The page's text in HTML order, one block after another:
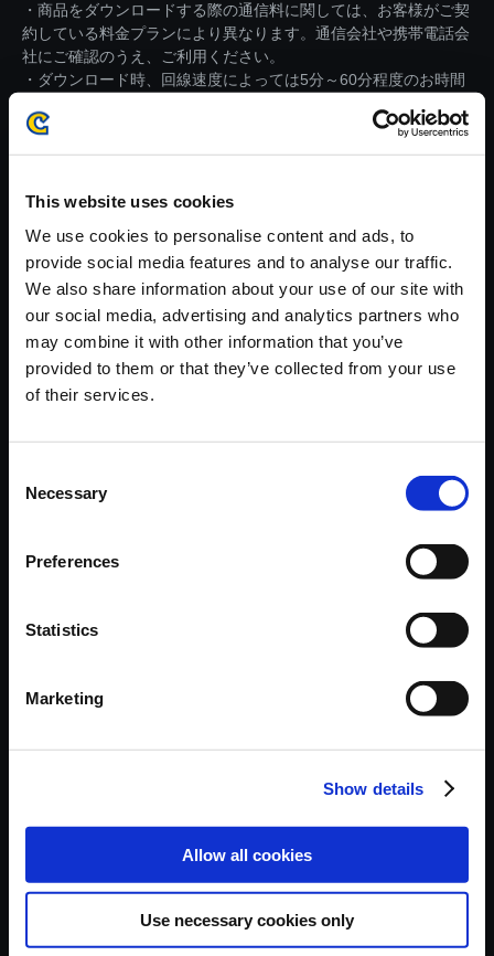
This website uses cookies
We use cookies to personalise content and ads, to
provide social media features and to analyse our traffic.
We also share information about your use of our site with
our social media, advertising and analytics partners who
may combine it with other information that you’ve
provided to them or that they’ve collected from your use
of their services.
Selection
Necessary
Preferences
Statistics
Marketing
Show details
Allow all cookies
Use necessary cookies only
・商品をダウンロードする際の通信料に関しては、お客様がご契
約している料金プランにより異なります。通信会社や携帯電話会
社にご確認のうえ、ご利用ください。
・ダウンロード時、回線速度によっては5分～60分程度のお時間
※ご購入いただいたファイルのダウンロードの際には、通信環境
【単曲】大神 音調（しらべ）の
巻 三 カグヤのテーマ 其の一
150円
おすすめ商品
（しらべ）....
（しらべ）....
（しらべ）....